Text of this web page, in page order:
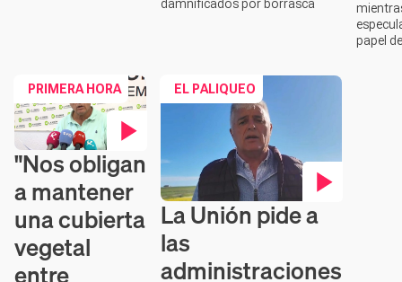
damnificados por borrasca
papel
PRIMERA HORA
Contenido en vídeo
"Nos obligan
a mantener
una cubierta
vegetal
EL PALIQUEO
Contenido en vídeo
La Unión pide a
las
administraciones